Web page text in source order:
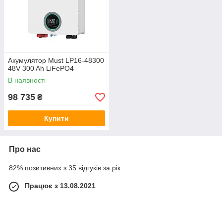
Акумулятор Must LP16-48300
48V 300 Ah LiFePO4
В наявності
98 735 ₴
Купити
Про нас
82% позитивних з 35 відгуків за рік
Працює з 13.08.2021